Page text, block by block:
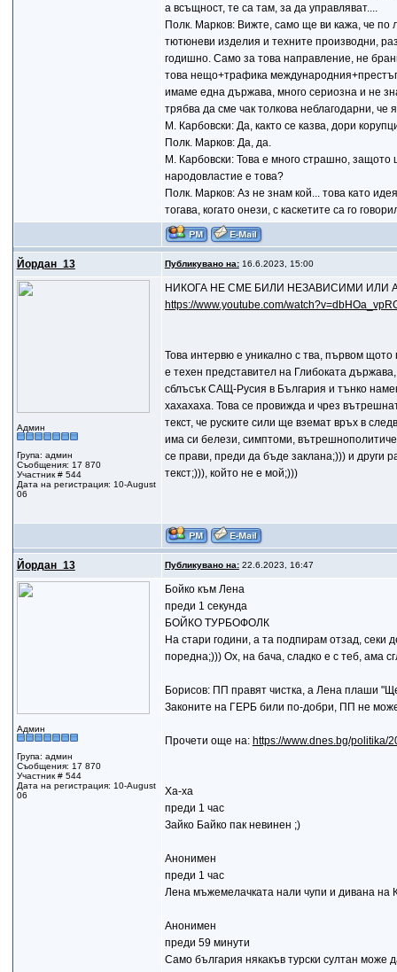
а всъщност, те са там, за да управляват....
Полк. Марков: Вижте, само ще ви кажа, че по
тютюневи изделия и техните производни,
годишно. Само за това направление, не
това нещо+трафика
имаме една държава, много сериозна и не
трябва да сме чак толкова неблагодарни, че
М. Карбовски: Да, както се казва, дори
Полк. Марков: Да, да.
М. Карбовски: Това е много страшно,
народовластие е това?
Полк. Марков: Аз не знам кой... това като
тогава, когато онези, с каскетите са го
Йордан_13 Публикувано на:16.6.2023, 15:00
Админ
Група: админ
Съобщения: 17 870
Участник # 544
Дата на регистрация: 10-August
06
НИКОГА НЕ СМЕ БИЛИ НЕЗАВИСИМИ ИЛИ
https://www.youtube.com/
Това интервю е уникално с тва, първом щото
е техен представител на Глибоката
сблъсък САЩ-Русия в България и тънко
хахахаха. Това се провижда и чрез
текст, че руските сили ще вземат връх в
има си белези, симптоми,
се прави, преди да бъде заклана;))) и други
текст;))), който не е мой;)))
Йордан_13 Публикувано на:22.6.2023, 16:47
Админ
Група: админ
Съобщения: 17 870
Участник # 544
Дата на регистрация: 10-August
06
Бойко към Лена
преди 1 секунда
БОЙКО ТУРБОФОЛК
На стари години, а та подпирам отзад,
поредна;))) Ох, на бача, сладко е с теб, ама
Борисов: ПП правят чистка, а Лена плаши
Законите на ГЕРБ били по-добри, ПП не
Прочети още на: https://www.dnes.bg/politika/
Ха-ха
преди 1 час
Зайко Байко пак невинен ;)
Анонимен
преди 1 час
Лена мъжемелачката нали чупи и дивана на
Анонимен
преди 59 минути
Само българия някакъв турски султан може